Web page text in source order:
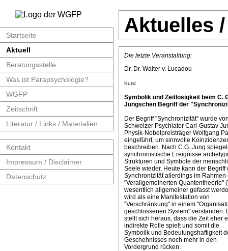
Startseite
Aktuell
Beratungsstelle
Was ist Parapsychologie?
WGFP
Zeitschrift
Literatur / Links / Materialien
Kontakt
Impressum / Disclaimer
Datenschutz
Aktuelles
Die letzte Veranstaltung:
Dr. Dr. Walter v. Lucadou
Kurs:
Symbolik und Zeitlosigkeit beim C.
Jungschen Begriff der
Der Begriff "Synchronizität" wurde
Schweizer Psychiater Carl-Gustav
Physik-Nobelpreisträger Wolfgang
eingeführt, um sinnvolle
beschreiben. Nach C.G. Jung
synchronistische Ereignisse
Strukturen und Symbole der
Seele wieder. Heute kann der Begriff
Synchronizität allerdings im Rahmen
"Verallgemeinerten Quantentheorie"
wesentlich allgemeiner gefasst
wird als eine Manifestation von
"Verschränkung" in einem
geschlossenen System" verstanden.
stellt sich heraus, dass die Zeit eher
indirekte Rolle spielt und somit die
Symbolik und Bedeutungshaftigkeit
Geschehnisses noch mehr in den
Vordergrund rücken.